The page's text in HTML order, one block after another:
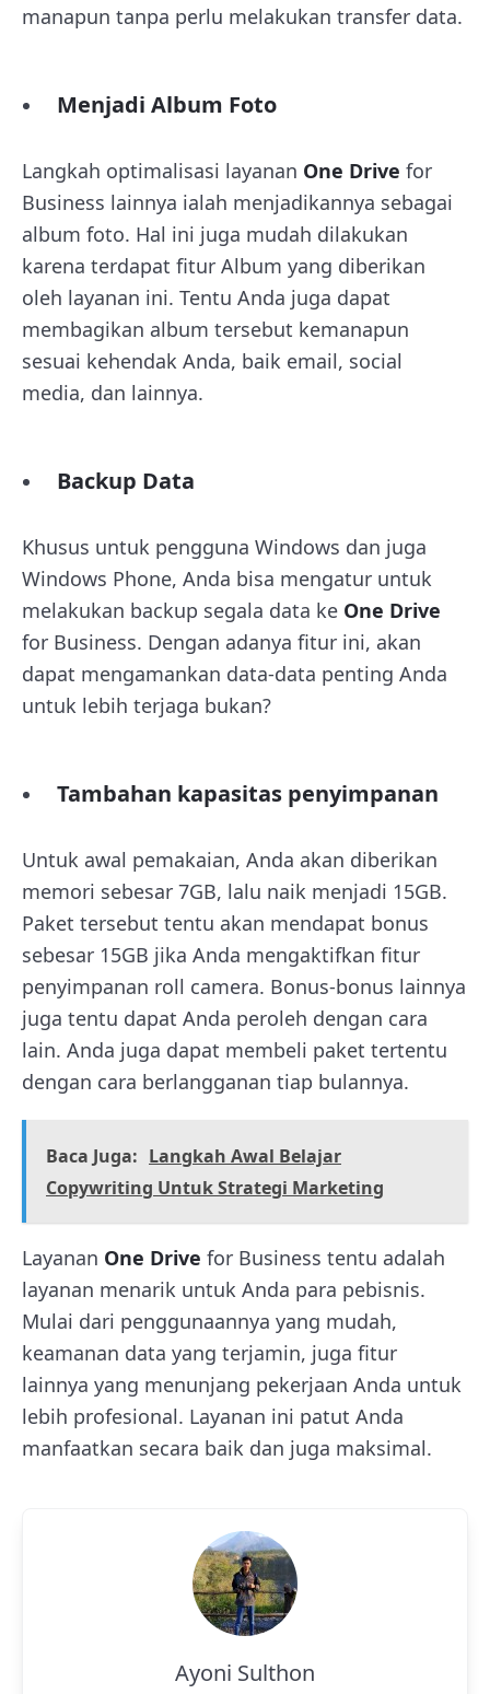
manapun tanpa perlu melakukan transfer data.
Menjadi Album Foto
Langkah optimalisasi layanan One Drive for
Business lainnya ialah menjadikannya sebagai
album foto. Hal ini juga mudah dilakukan
karena terdapat fitur Album yang diberikan
oleh layanan ini. Tentu Anda juga dapat
membagikan album tersebut kemanapun
sesuai kehendak Anda, baik email, social
media, dan lainnya.
Backup Data
Khusus untuk pengguna Windows dan juga
Windows Phone, Anda bisa mengatur untuk
melakukan backup segala data ke One Drive
for Business. Dengan adanya fitur ini, akan
dapat mengamankan data-data penting Anda
untuk lebih terjaga bukan?
Tambahan kapasitas penyimpanan
Untuk awal pemakaian, Anda akan diberikan
memori sebesar 7GB, lalu naik menjadi 15GB.
Paket tersebut tentu akan mendapat bonus
sebesar 15GB jika Anda mengaktifkan fitur
penyimpanan roll camera. Bonus-bonus lainnya
juga tentu dapat Anda peroleh dengan cara
lain. Anda juga dapat membeli paket tertentu
dengan cara berlangganan tiap bulannya.
Baca Juga: Langkah Awal Belajar
Copywriting Untuk Strategi Marketing
Layanan One Drive for Business tentu adalah
layanan menarik untuk Anda para pebisnis.
Mulai dari penggunaannya yang mudah,
keamanan data yang terjamin, juga fitur
lainnya yang menunjang pekerjaan Anda untuk
lebih profesional. Layanan ini patut Anda
manfaatkan secara baik dan juga maksimal.
Ayoni Sulthon